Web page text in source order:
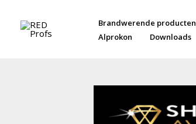
Brandwerende producten
Alprokon
Downloads